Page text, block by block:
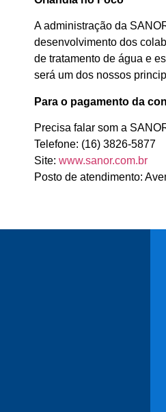
A administração da
desenvolvimento dos
de tratamento de água e
será um dos nossos
Para o pagamento da
Precisa falar som a
Telefone: (16) 3826-5877
Site: www.sanor.com.br
Posto de atendimento: